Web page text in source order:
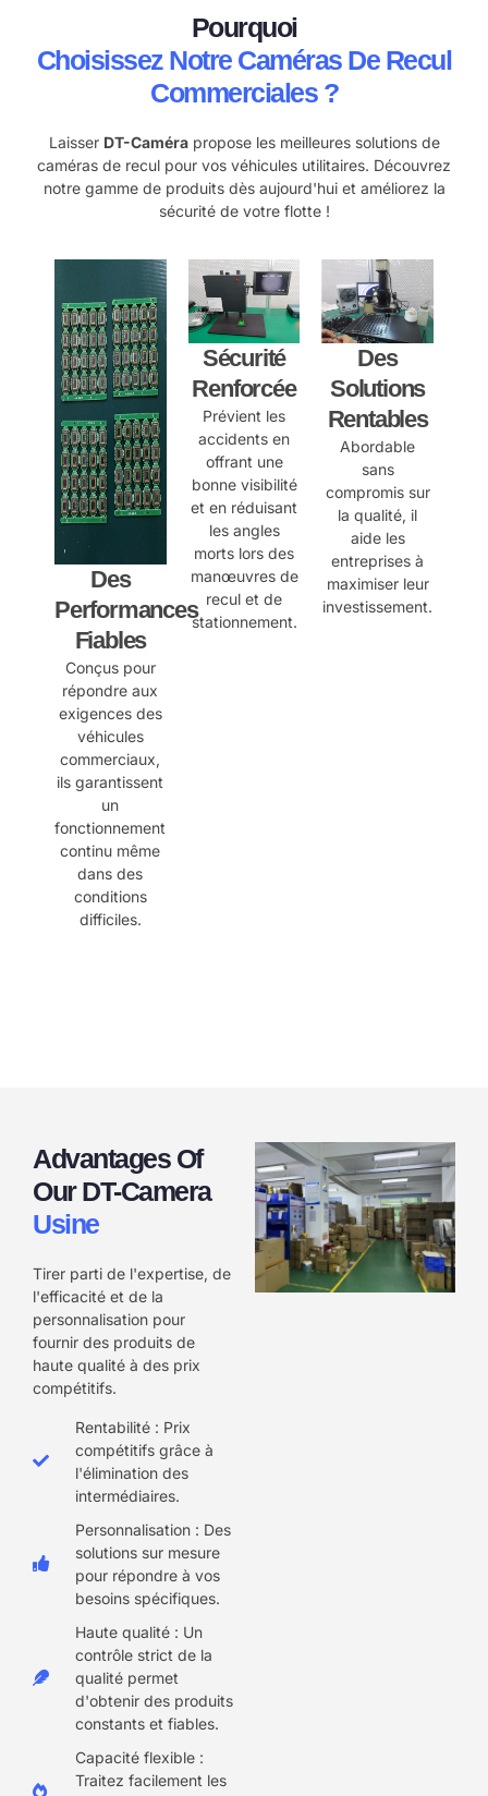
Pourquoi
Choisissez NotreCaméras De Recul
Commerciales ?
Laisser DT-Camérapropose les meilleures solutions de
caméras de recul pour vos véhicules utilitaires. Découvrez
notre gamme de produits dès aujourd'hui et améliorez la
sécurité de votre flotte !
Des
Performances
Fiables
Conçus pour
répondre aux
exigences des
véhicules
commerciaux,
ils garantissent
un
fonctionnement
continu même
dans des
conditions
difficiles.
Sécurité
Renforcée
Prévient les
accidents en
offrant une
bonne visibilité
et en réduisant
les angles
morts lors des
manœuvres de
recul et de
stationnement.
Des
Solutions
Rentables
Abordable
sans
compromis sur
la qualité, il
aide les
entreprises à
maximiser leur
investissement.
Advantages Of
Our DT-Camera
Usine
Tirer parti de l'expertise, de
l'efficacité et de la
personnalisation pour
fournir des produits de
haute qualité à des prix
compétitifs.
Rentabilité : Prix
compétitifs grâce à
l'élimination des
intermédiaires.
Personnalisation : Des
solutions sur mesure
pour répondre à vos
besoins spécifiques.
Haute qualité : Un
contrôle strict de la
qualité permet
d'obtenir des produits
constants et fiables.
Capacité flexible :
Traitez facilement les